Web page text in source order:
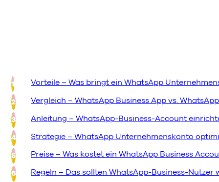
Vorteile – Was bringt ein WhatsApp
Vergleich – WhatsApp Business App vs.
Anleitung – WhatsApp-Business-Account
Strategie – WhatsApp Unternehmenskonto
Preise – Was kostet ein WhatsApp Business
Regeln – Das sollten WhatsApp-Business-Nutzer